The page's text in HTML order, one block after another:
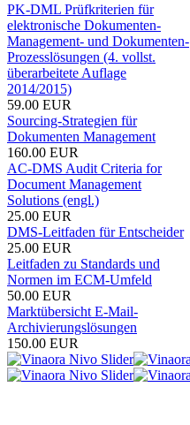
PK-DML Prüfkriterien für
elektronische Dokumenten-
Management- und Dokumenten-
Prozesslösungen (4. vollst.
überarbeitete Auflage
2014/2015)
59.00 EUR
Sourcing-Strategien für
Dokumenten Management
160.00 EUR
AC-DMS Audit Criteria for
Document Management
Solutions (engl.)
25.00 EUR
DMS-Leitfaden für Entscheider
25.00 EUR
Leitfaden zu Standards und
Normen im ECM-Umfeld
50.00 EUR
Marktübersicht E-Mail-
Archivierungslösungen
150.00 EUR